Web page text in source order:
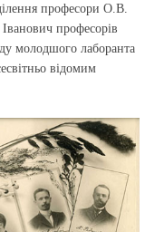
професори О.В.
професорів
молодшого лаборанта
відомим